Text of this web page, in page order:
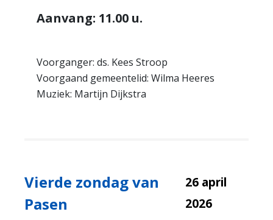
Aanvang: 11.00 u.
Voorganger: ds. Kees Stroop
Voorgaand gemeentelid: Wilma Heeres
Muziek: Martijn Dijkstra
Vierde zondag van
Pasen
26 april
2026